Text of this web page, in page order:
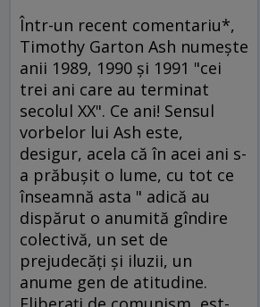
Într-un recent comentariu*,
Timothy Garton Ash numeşte
anii 1989, 1990 şi 1991 "cei
trei ani care au terminat
secolul XX". Ce ani! Sensul
vorbelor lui Ash este,
desigur, acela că în acei ani s-
a prăbuşit o lume, cu tot ce
înseamnă asta " adică au
dispărut o anumită gîndire
colectivă, un set de
prejudecăţi şi iluzii, un
anume gen de atitudine.